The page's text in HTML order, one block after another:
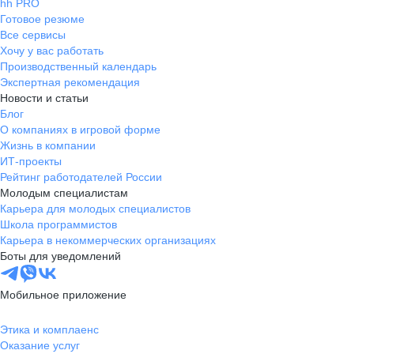
hh PRO
Готовое резюме
Все сервисы
Хочу у вас работать
Производственный календарь
Экспертная рекомендация
Новости и статьи
Блог
О компаниях в игровой форме
Жизнь в компании
ИТ-проекты
Рейтинг работодателей России
Молодым специалистам
Карьера для молодых специалистов
Школа программистов
Карьера в некоммерческих организациях
Боты для уведомлений
Мобильное приложение
Этика и комплаенс
Оказание услуг